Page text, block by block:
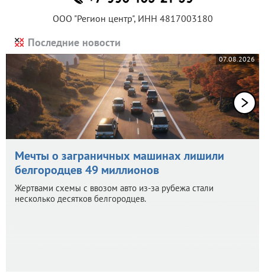
ООО "Регион центр", ИНН 4817003180
Последние новости
07.08.2026
Мечты о заграничных машинах лишили
белгородцев 49 миллионов
Жертвами схемы с ввозом авто из-за рубежа стали
несколько десятков белгородцев.